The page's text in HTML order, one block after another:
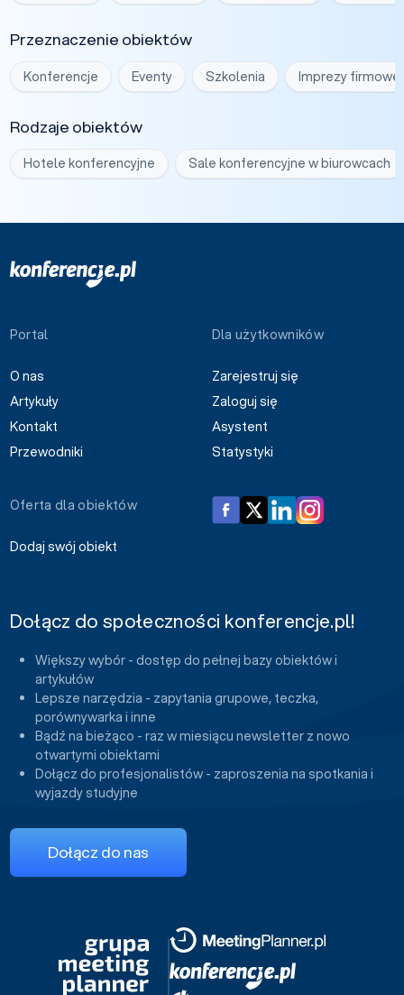
Przeznaczenie obiektów
Konferencje Eventy Szkolenia Imprezy firmowe
Rodzaje obiektów
Hotele konferencyjne Sale konferencyjne w biurowcach
Portal
O nas
Artykuły
Kontakt
Przewodniki
Dla użytkowników
Zarejestruj się
Zaloguj się
Asystent
Statystyki
Oferta dla obiektów
Dodaj swój obiekt
Dołącz do społeczności konferencje.pl!
Większy wybór - dostęp do pełnej bazy obiektów i
artykułów
Lepsze narzędzia - zapytania grupowe, teczka,
porównywarka i inne
Bądź na bieżąco - raz w miesiącu newsletter z nowo
otwartymi obiektami
Dołącz do profesjonalistów - zaproszenia na spotkania i
wyjazdy studyjne
Dołącz do nas